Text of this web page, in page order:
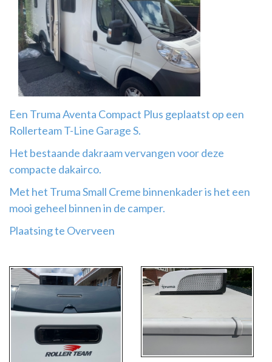
Airco
montage
Een Truma Aventa Compact Plus geplaatst op een
Rollerteam T-Line Garage S.
Het bestaande dakraam vervangen voor deze
compacte dakairco.
Met het Truma Small Creme binnenkader is het een
mooi geheel binnen in de camper.
Plaatsing te Overveen